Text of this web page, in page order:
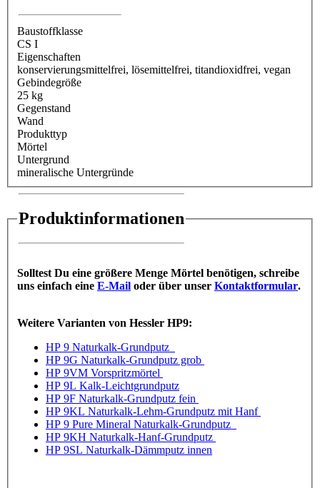
Baustoffklasse
CS I
Eigenschaften
konservierungsmittelfrei, lösemittelfrei, titandioxidfrei, vegan
Gebindegröße
25 kg
Gegenstand
Wand
Produkttyp
Mörtel
Untergrund
mineralische Untergründe
Produktinformationen
Solltest Du eine größere Menge Mörtel benötigen, schreibe
uns einfach eine E-Mail oder über unser Kontaktformular.
Weitere Varianten von Hessler HP9:
HP 9 Naturkalk-Grundputz
HP 9G Naturkalk-Grundputz grob
HP 9VM Vorspritzmörtel
HP 9L Kalk-Leichtgrundputz
HP 9F Naturkalk-Grundputz fein
HP 9KL Naturkalk-Lehm-Grundputz mit Hanf
HP 9 Pure Mineral Naturkalk-Grundputz
HP 9KH Naturkalk-Hanf-Grundputz
HP 9SL Naturkalk-Dämmputz innen